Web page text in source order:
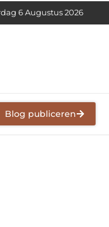
6 Augustus 2026
Blog publiceren